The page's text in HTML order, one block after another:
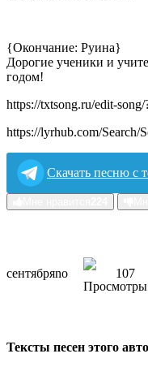
{Окончание: Руина}
Дорогие ученики и
годом!
https://txtsong.ru/edit-
https://lyrhub.com/Search/
Скачать песню с
ceнтябpяno 107
Тексты песен этого